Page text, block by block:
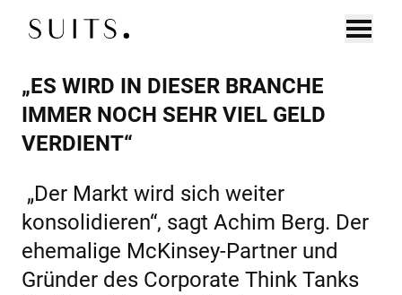
EXECUTIVE SEARCH
CONNECT
BOARD SEARCH
DIAGNOSTICS
DE
„ES WIRD IN DIESER BRANCHE
IMMER NOCH SEHR VIEL GELD
VERDIENT“
„Der Markt wird sich weiter
konsolidieren“, sagt Achim Berg. Der
ehemalige McKinsey-Partner und
Gründer des Corporate Think Tanks